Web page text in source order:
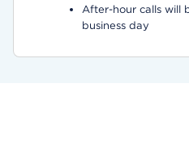
After-hour calls will
business day